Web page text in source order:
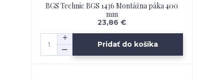
BGS Technic BGS 1436 Montážna páka 400
mm
23,86 €
Pridať do košíka